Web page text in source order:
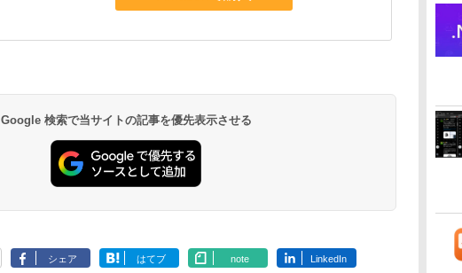
Google 検索で当サイトの記事を優先表示させる
シェア はてブ note LinkedIn